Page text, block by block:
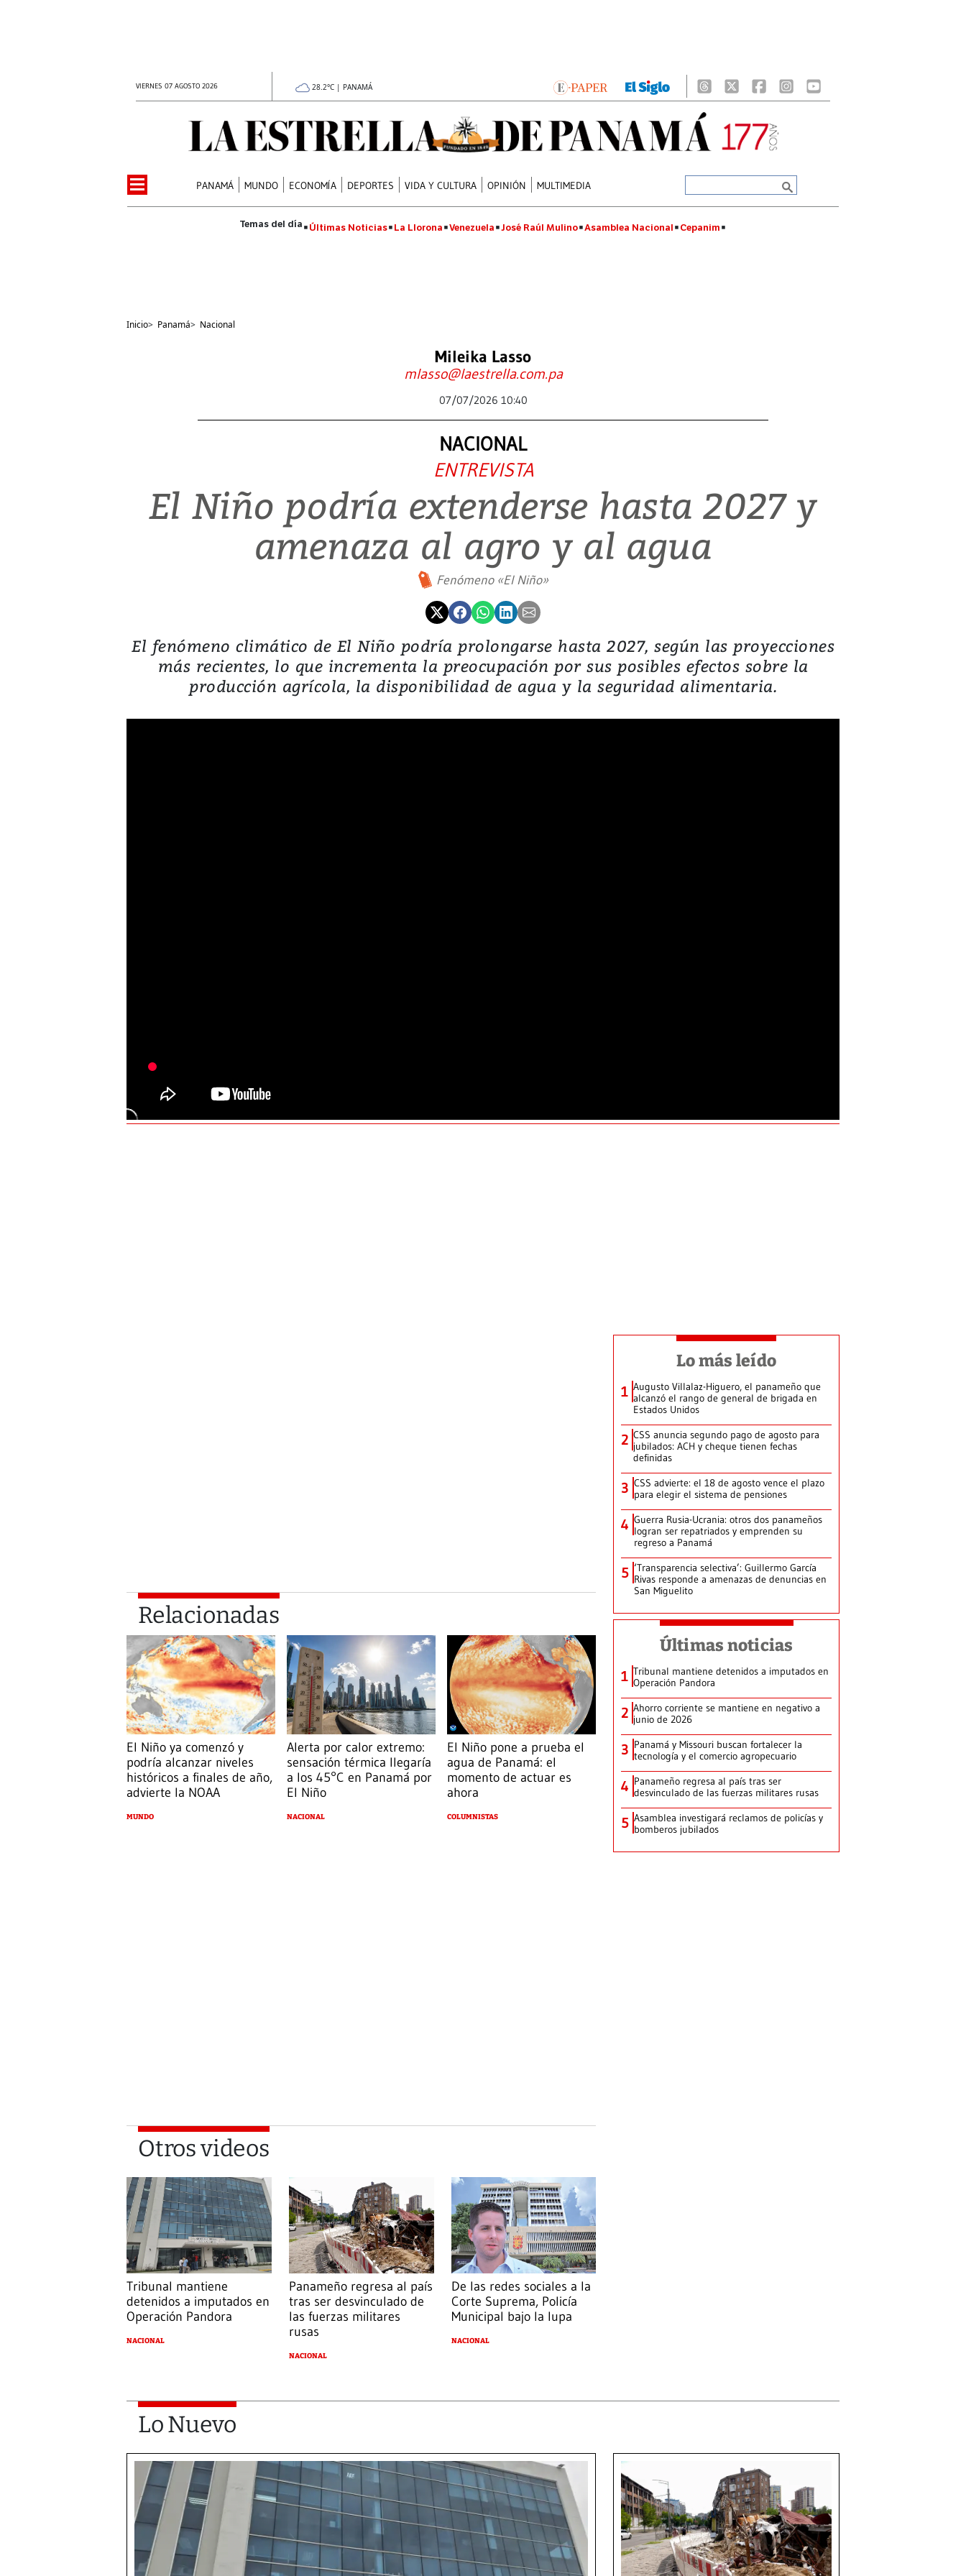
VIERNES 07 AGOSTO 2026 28.2°C | PANAMÁ
PANAMÁ MUNDO ECONOMÍA DEPORTES VIDA Y CULTURA OPINIÓN MULTIMEDIA
Últimas Noticias La Llorona Venezuela José Raúl Mulino Asamblea Nacional Cepanim
Inicio> Panamá> Nacional
Mileika Lasso
mlasso@laestrella.com.pa
07/07/2026 10:40
NACIONAL
ENTREVISTA
El Niño podría extenderse hasta 2027 y
amenaza al agro y al agua
Fenómeno «El Niño»
El fenómeno climático de El Niño podría prolongarse hasta 2027, según las proyecciones
más recientes, lo que incrementa la preocupación por sus posibles efectos sobre la
producción agrícola, la disponibilidad de agua y la seguridad alimentaria.
Relacionadas
El Niño ya comenzó y
podría alcanzar niveles
históricos a finales de año,
advierte la NOAA
MUNDO
Alerta por calor extremo:
sensación térmica llegaría
a los 45°C en Panamá por
El Niño
NACIONAL
El Niño pone a prueba el
agua de Panamá: el
momento de actuar es
ahora
COLUMNISTAS
Otros videos
Tribunal mantiene
detenidos a imputados en
Operación Pandora
NACIONAL
Panameño regresa al país
tras ser desvinculado de
las fuerzas militares
rusas
NACIONAL
De las redes sociales a la
Corte Suprema, Policía
Municipal bajo la lupa
NACIONAL
Lo más leído
1 Augusto Villalaz-Higuero, el panameño que
alcanzó el rango de general de brigada en
Estados Unidos
2 CSS anuncia segundo pago de agosto para
jubilados: ACH y cheque tienen fechas
definidas
3 CSS advierte: el 18 de agosto vence el plazo
para elegir el sistema de pensiones
4 Guerra Rusia-Ucrania: otros dos panameños
logran ser repatriados y emprenden su
regreso a Panamá
5 ‘Transparencia selectiva’: Guillermo García
Rivas responde a amenazas de denuncias en
San Miguelito
Últimas noticias
1 Tribunal mantiene detenidos a imputados en
Operación Pandora
2 Ahorro corriente se mantiene en negativo a
junio de 2026
3 Panamá y Missouri buscan fortalecer la
tecnología y el comercio agropecuario
4 Panameño regresa al país tras ser
desvinculado de las fuerzas militares rusas
5 Asamblea investigará reclamos de policías y
bomberos jubilados
Lo Nuevo